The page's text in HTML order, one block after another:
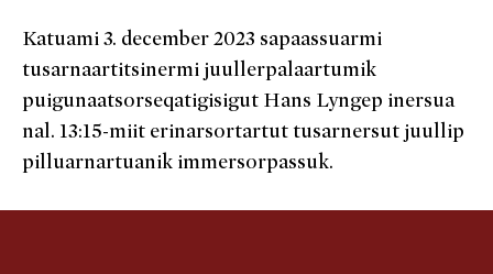
Katuami 3. december 2023 sapaassuarmi
tusarnaartitsinermi juullerpalaartumik
puigunaatsorseqatigisigut Hans Lyngep inersua
nal. 13:15-miit erinarsortartut tusarnersut juullip
pilluarnartuanik immersorpassuk.